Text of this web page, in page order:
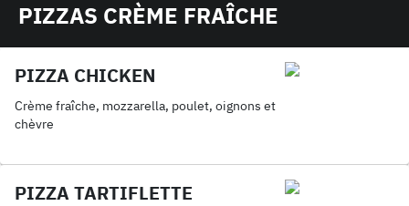
PIZZAS CRÈME FRAÎCHE
PIZZA CHICKEN
Crème fraîche, mozzarella, poulet, oignons et
chèvre
PIZZA TARTIFLETTE